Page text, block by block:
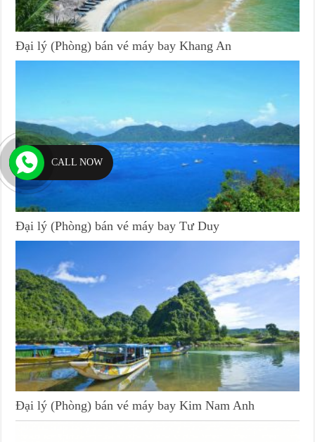
Đại lý (Phòng) bán vé máy bay Khang An
Đại lý (Phòng) bán vé máy bay Tư Duy
Đại lý (Phòng) bán vé máy bay Kim Nam Anh
CALL NOW